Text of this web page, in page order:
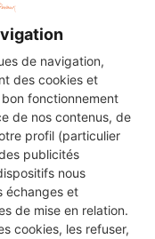
de navigation,
des cookies et
bon fonctionnement
de nos contenus, de
profil (particulier
publicités
nous
échanges et
de mise en relation.
cookies, les refuser,
pour
Loos